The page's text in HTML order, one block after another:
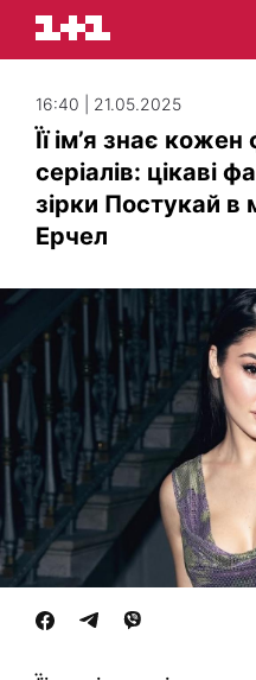
16:40 | 21.05.2025
Її ім’я знає
серіалів: цікаві
зірки Постукай в
Ерчел